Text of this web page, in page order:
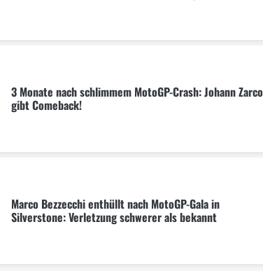
3 Monate nach schlimmem MotoGP-Crash: Johann Zarco
gibt Comeback!
Marco Bezzecchi enthüllt nach MotoGP-Gala in
Silverstone: Verletzung schwerer als bekannt